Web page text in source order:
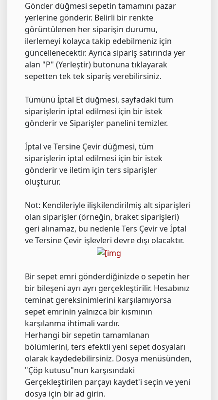
Gönder düğmesi sepetin tamamını pazar
yerlerine gönderir. Belirli bir renkte
görüntülenen her siparişin durumu,
ilerlemeyi kolayca takip edebilmeniz için
güncellenecektir. Ayrıca sipariş satırında yer
alan "P" (Yerleştir) butonuna tıklayarak
sepetten tek tek sipariş verebilirsiniz.
Tümünü İptal Et düğmesi, sayfadaki tüm
siparişlerin iptal edilmesi için bir istek
gönderir ve Siparişler panelini temizler.
İptal ve Tersine Çevir düğmesi, tüm
siparişlerin iptal edilmesi için bir istek
gönderir ve iletim için ters siparişler
oluşturur.
Not: Kendileriyle ilişkilendirilmiş alt siparişleri
olan siparişler (örneğin, braket siparişleri)
geri alınamaz, bu nedenle Ters Çevir ve İptal
ve Tersine Çevir işlevleri devre dışı olacaktır.
Bir sepet emri gönderdiğinizde o sepetin her
bir bileşeni ayrı ayrı gerçekleştirilir. Hesabınız
teminat gereksinimlerini karşılamıyorsa
sepet emrinin yalnızca bir kısmının
karşılanma ihtimali vardır.
Herhangi bir sepetin tamamlanan
bölümlerini, ters efektli yeni sepet dosyaları
olarak kaydedebilirsiniz. Dosya menüsünden,
"Çöp kutusu"nun karşısındaki
Gerçekleştirilen parçayı kaydet'i seçin ve yeni
dosya için bir ad girin.